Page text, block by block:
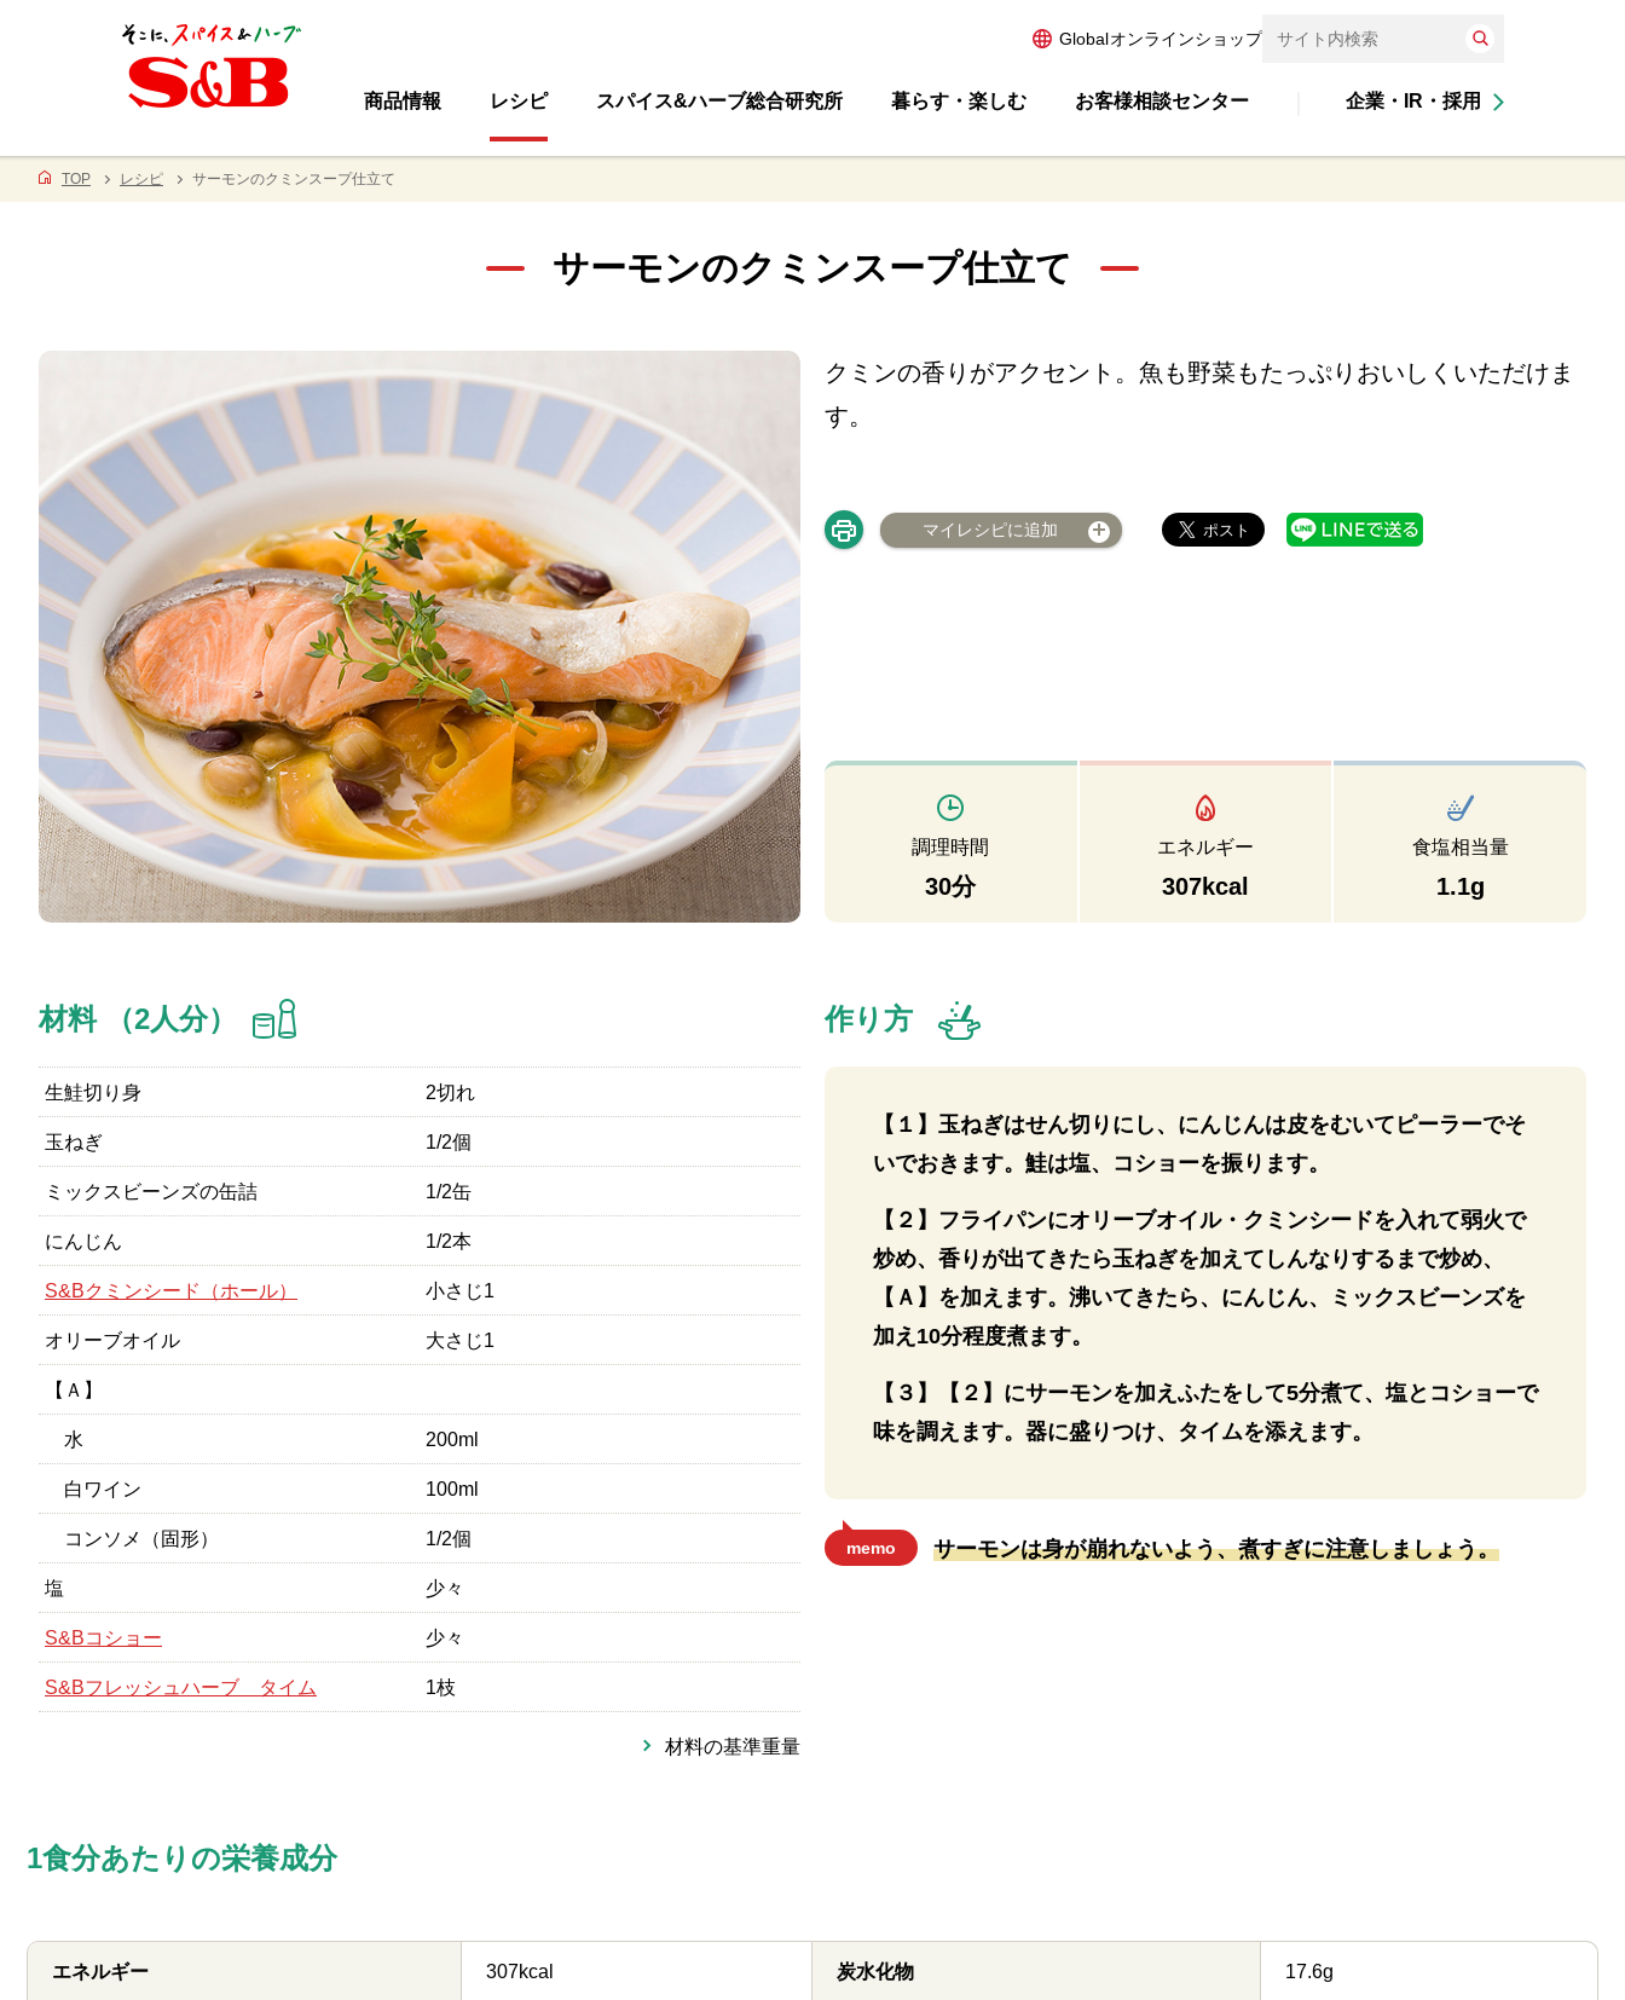
Globalオンラインショップ
商品情報 レシピ スパイス&ハーブ総合研究所 暮らす・楽しむ お客様相談センター 企業・IR・採用
TOP レシピ サーモンのクミンスープ仕立て
サーモンのクミンスープ仕立て
クミンの香りがアクセント。魚も野菜もたっぷりおいしくいただけま
す。
マイレシピに追加
調理時間
30分
エネルギー
307kcal
食塩相当量
1.1g
材料 （2人分）
生鮭切り身 2切れ
玉ねぎ 1/2個
ミックスビーンズの缶詰 1/2缶
にんじん 1/2本
S&Bクミンシード（ホール） 小さじ1
オリーブオイル 大さじ1
【Ａ】
水 200ml
白ワイン 100ml
コンソメ（固形） 1/2個
塩 少々
S&Bコショー 少々
S&Bフレッシュハーブ タイム 1枝
材料の基準重量
作り方
【１】玉ねぎはせん切りにし、にんじんは皮をむいてピーラーでそ
いでおきます。鮭は塩、コショーを振ります。
【２】フライパンにオリーブオイル・クミンシードを入れて弱火で
炒め、香りが出てきたら玉ねぎを加えてしんなりするまで炒め、
【Ａ】を加えます。沸いてきたら、にんじん、ミックスビーンズを
加え10分程度煮ます。
【３】【２】にサーモンを加えふたをして5分煮て、塩とコショーで
味を調えます。器に盛りつけ、タイムを添えます。
memo サーモンは身が崩れないよう、煮すぎに注意しましょう。
1食分あたりの栄養成分
エネルギー 307kcal 炭水化物 17.6g